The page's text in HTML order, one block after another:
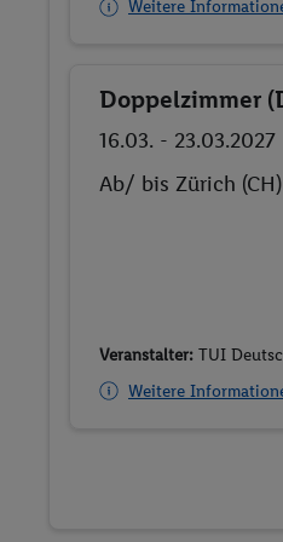
Weitere
Buchen
Doppelzimmer
16.03. - 23.03.2027
Ab/ bis Zürich (CH)
Veranstalter: TUI
Weitere